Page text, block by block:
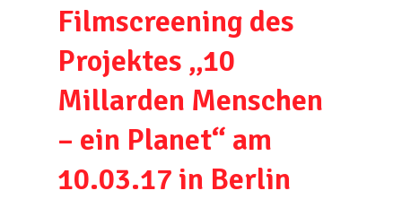
Filmscreening des
Projektes „10
Millarden Menschen
– ein Planet“ am
10.03.17 in Berlin